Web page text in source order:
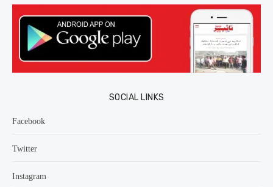
SOCIAL LINKS
Facebook
Twitter
Instagram